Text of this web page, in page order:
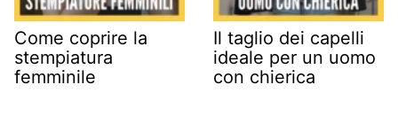
Come coprire la
stempiatura
femminile
Il taglio dei capelli
ideale per un uomo
con chierica